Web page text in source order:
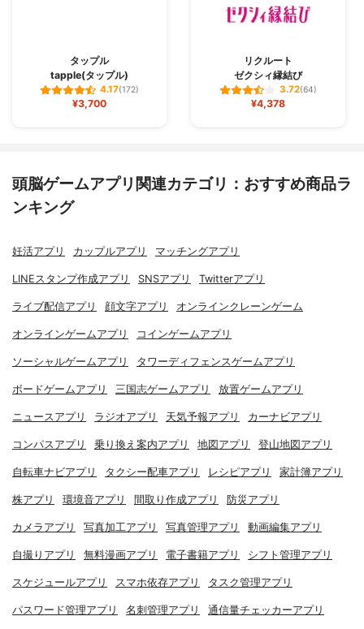
タップル
tapple(タップル)
4.17(172)
¥3,700
リクルート
ゼクシィ縁結び
3.72(64)
¥4,378
頭脳ゲームアプリ関連カテゴリ：おすすめ商品ラ
ンキング
妊活アプリ カップルアプリ マッチングアプリ
LINEスタンプ作成アプリ SNSアプリ Twitterアプリ
ライブ配信アプリ 顔文字アプリ オンラインクレーンゲーム
オンラインゲームアプリ コインゲームアプリ
ソーシャルゲームアプリ タワーディフェンスゲームアプリ
ボードゲームアプリ 三国志ゲームアプリ 放置ゲームアプリ
ニュースアプリ ラジオアプリ 天気予報アプリ カーナビアプリ
コンパスアプリ 乗り換え案内アプリ 地図アプリ 登山地図アプリ
自転車ナビアプリ タクシー配車アプリ レシピアプリ 家計簿アプリ
株アプリ 環境音アプリ 間取り作成アプリ 防災アプリ
カメラアプリ 写真加工アプリ 写真管理アプリ 動画編集アプリ
自撮りアプリ 無料漫画アプリ 電子書籍アプリ シフト管理アプリ
スケジュールアプリ スマホ依存アプリ タスク管理アプリ
パスワード管理アプリ 名刺管理アプリ 通信量チェッカーアプリ